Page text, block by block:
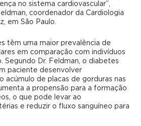
no sistema cardiovascular”,
coordenador da Cardiologia
em São Paulo.
têm uma maior prevalência de
em comparação com indivíduos
Segundo Dr. Feldman, o diabetes
paciente desenvolver
acúmulo de placas de gorduras nas
a propensão para a formação
o que pode levar ao
e reduzir o fluxo sanguíneo para